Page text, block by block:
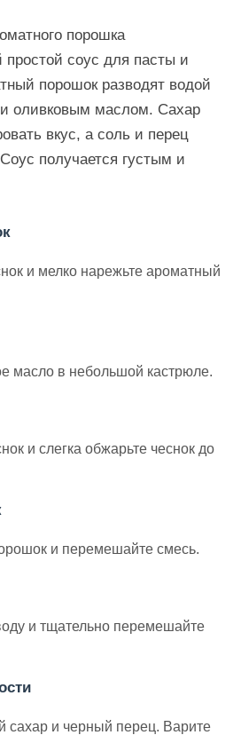
порошка
простой соус для пасты и
порошок разводят водой
и оливковым маслом. Сахар
вкус, а соль и перец
получается густым и
и мелко нарежьте ароматный
масло в небольшой кастрюле.
и слегка обжарьте чеснок до
и перемешайте смесь.
и тщательно перемешайте
сахар и черный перец. Варите